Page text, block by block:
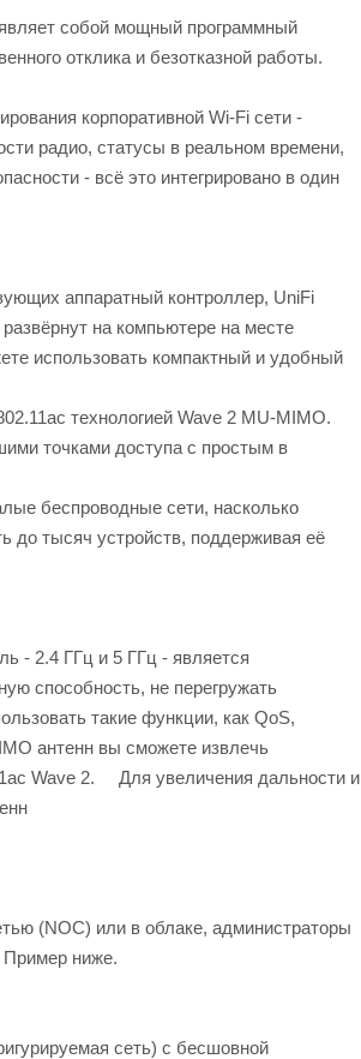
собой мощный программный
отклика и безотказной работы.
корпоративной Wi-Fi сети -
радио, статусы в реальном времени,
- всё это интегрировано в один
аппаратный контроллер, UniFi
на компьютере на месте
использовать компактный и удобный
технологией Wave 2 MU‐MIMO.
точками доступа с простым в
беспроводные сети, насколько
до тысяч устройств, поддерживая её
- 2.4 ГГц и 5 ГГц - является
способность, не перегружать
такие функции, как QoS,
антенн вы сможете извлечь
Wave 2. Для увеличения дальности и
(NOC) или в облаке, администраторы
Пример ниже.
сеть) с бесшовной